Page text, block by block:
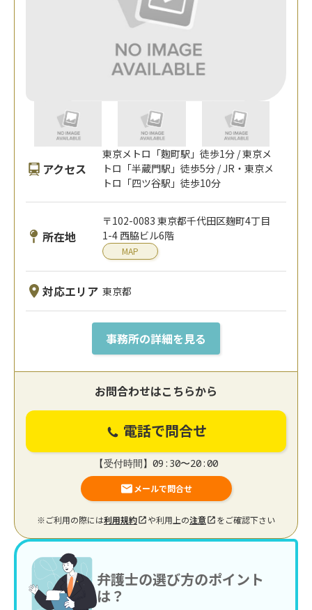
アクセス
東京メトロ「麴町駅」徒歩1分 / 東京メ
トロ「半蔵門駅」徒歩5分 / JR・東京メ
トロ「四ツ谷駅」徒歩10分
所在地
〒102-0083 東京都千代田区麹町4丁目
1-4 西脇ビル6階
MAP
対応エリア 東京都
事務所の詳細を見る
お問合わせはこちらから
電話で問合せ
【受付時間】09:30〜20:00
メールで問合せ
※ご利用の際には利用規約 や利用上の注意 をご確認下さい
弁護士の選び方のポイント
は？